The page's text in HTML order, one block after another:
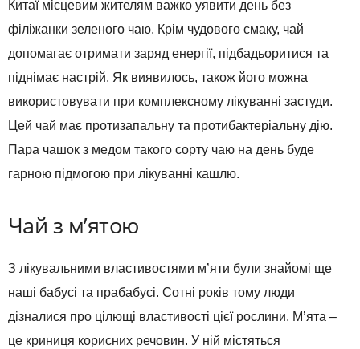
Китаї місцевим жителям важко уявити день без
філіжанки зеленого чаю. Крім чудового смаку, чай
допомагає отримати заряд енергії, підбадьоритися та
піднімає настрій. Як виявилось, також його можна
використовувати при комплексному лікуванні застуди.
Цей чай має протизапальну та протибактеріальну дію.
Пара чашок з медом такого сорту чаю на день буде
гарною підмогою при лікуванні кашлю.
Чай з м’ятою
З лікувальними властивостями м’яти були знайомі ще
наші бабусі та прабабусі. Сотні років тому люди
дізналися про цілющі властивості цієї рослини. М’ята –
це криниця корисних речовин. У ній містяться